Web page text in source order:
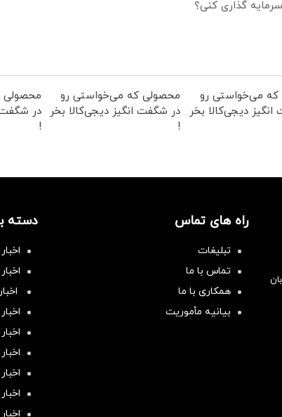
گذاری کنی؟
می‌خواستی رو
دیجی‌کالا بخر
محصولی که می‌خواستی رو
در شگفت انگیز دیجی‌کالا بخر
!
محصولی
در شگفت
!
راه های تماس
تبلیغات
تماس با ما
همکاری با ما
بیانیه مأموریت
دسته